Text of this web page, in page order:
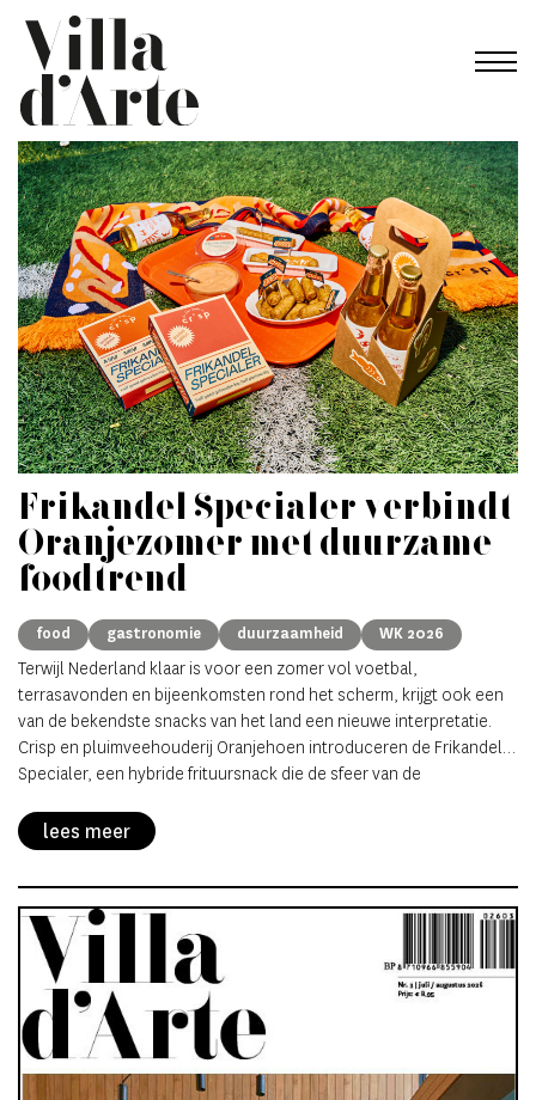
Frikandel Specialer verbindt
Oranjezomer met duurzame
foodtrend
food gastronomie duurzaamheid WK 2026
Terwijl Nederland klaar is voor een zomer vol voetbal,
terrasavonden en bijeenkomsten rond het scherm, krijgt ook een
van de bekendste snacks van het land een nieuwe interpretatie.
Crisp en pluimveehouderij Oranjehoen introduceren de Frikandel
Specialer, een hybride frituursnack die de sfeer van de
voedselproductie.
lees meer